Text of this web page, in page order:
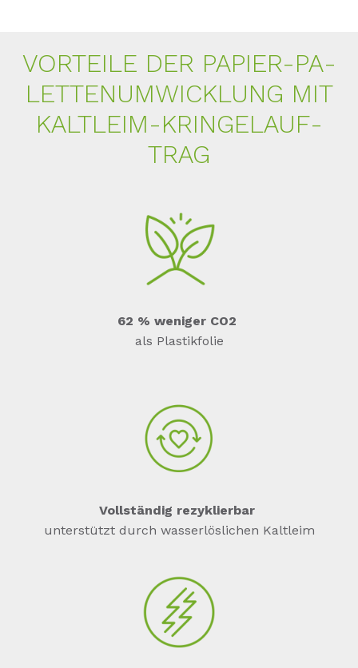
VOR­TEI­LE DER PA­PIER-PA­
LET­TEN­UM­WICK­LUNG MIT
KALT­LEIM-KRIN­GE­LAUF­
TRAG
62 % weniger CO2
als Plastikfolie
Vollständig rezyklierbar
unterstützt durch wasserlöslichen Kaltleim